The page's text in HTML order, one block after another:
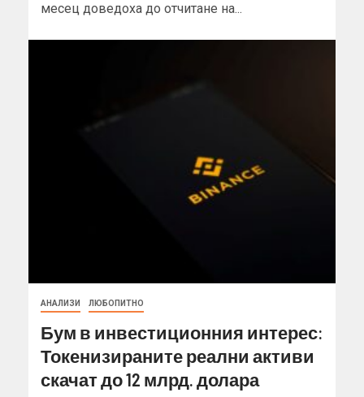
месец доведоха до отчитане на...
АНАЛИЗИ ЛЮБОПИТНО
Бум в инвестиционния интерес:
Токенизираните реални активи
скачат до 12 млрд. долара